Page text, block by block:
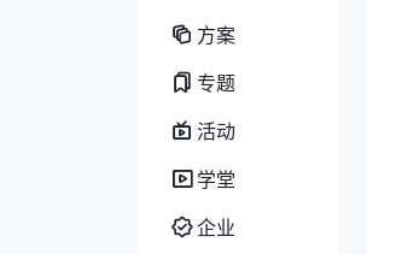
方案
专题
活动
学堂
企业